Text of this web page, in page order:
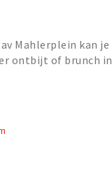
Mahlerplein kan je
ontbijt of brunch in